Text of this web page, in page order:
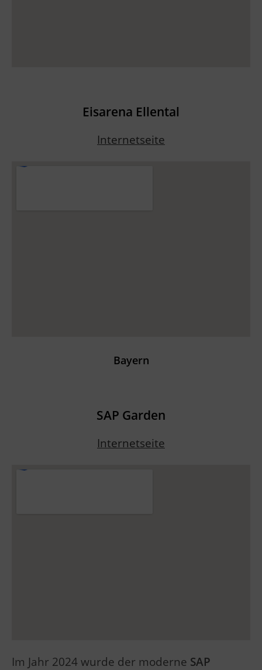
Eisarena Ellental
Internetseite
Bayern
SAP Garden
Internetseite
Im Jahr 2024 wurde der moderne SAP